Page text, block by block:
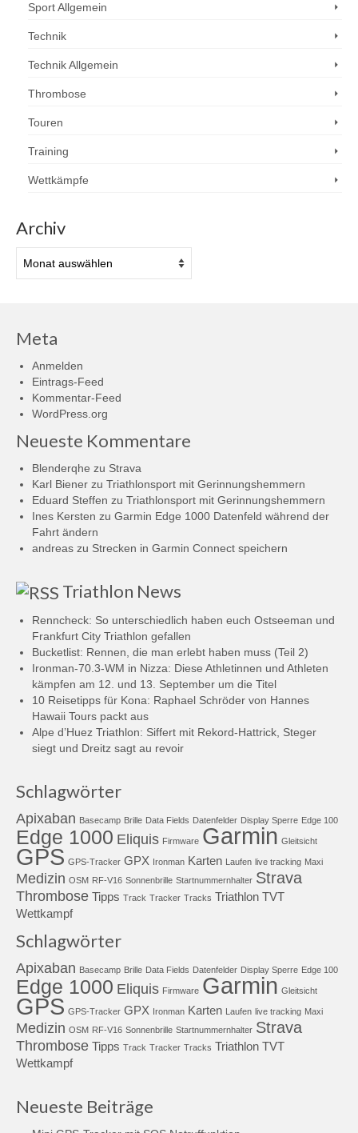
Sport Allgemein
Technik
Technik Allgemein
Thrombose
Touren
Training
Wettkämpfe
Archiv
Meta
Anmelden
Eintrags-Feed
Kommentar-Feed
WordPress.org
Neueste Kommentare
Blenderqhe zu Strava
Karl Biener zu Triathlonsport mit Gerinnungshemmern
Eduard Steffen zu Triathlonsport mit Gerinnungshemmern
Ines Kersten zu Garmin Edge 1000 Datenfeld während der
Fahrt ändern
andreas zu Strecken in Garmin Connect speichern
Triathlon News
Renncheck: So unterschiedlich haben euch Ostseeman und
Frankfurt City Triathlon gefallen
Bucketlist: Rennen, die man erlebt haben muss (Teil 2)
Ironman-70.3-WM in Nizza: Diese Athletinnen und Athleten
kämpfen am 12. und 13. September um die Titel
10 Reisetipps für Kona: Raphael Schröder von Hannes
Hawaii Tours packt aus
Alpe d’Huez Triathlon: Siffert mit Rekord-Hattrick, Steger
siegt und Dreitz sagt au revoir
Schlagwörter
Apixaban Basecamp Brille Data Fields Datenfelder Display Sperre Edge 100
Edge 1000 Eliquis Firmware Garmin Gleitsicht
GPS GPS-Tracker GPX Ironman Karten Laufen live tracking Maxi
Medizin OSM RF-V16 Sonnenbrille Startnummernhalter Strava
Thrombose Tipps Track Tracker Tracks Triathlon TVT
Wettkampf
Schlagwörter
Apixaban Basecamp Brille Data Fields Datenfelder Display Sperre Edge 100
Edge 1000 Eliquis Firmware Garmin Gleitsicht
GPS GPS-Tracker GPX Ironman Karten Laufen live tracking Maxi
Medizin OSM RF-V16 Sonnenbrille Startnummernhalter Strava
Thrombose Tipps Track Tracker Tracks Triathlon TVT
Wettkampf
Neueste Beiträge